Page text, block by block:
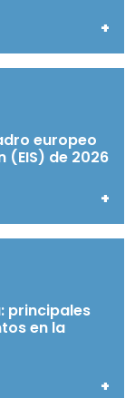
+
europeo
(EIS) de 2026
+
principales
en la
+